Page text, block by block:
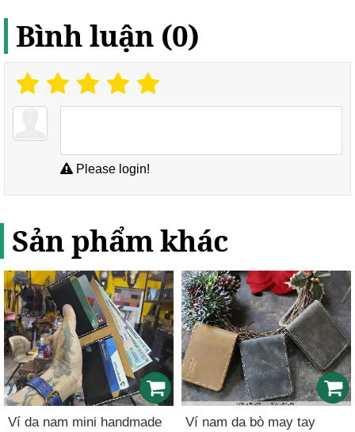
Bình luận (0)
Please login!
Sản phẩm khác
Ví da nam mini handmade Ví nam da bò may tay